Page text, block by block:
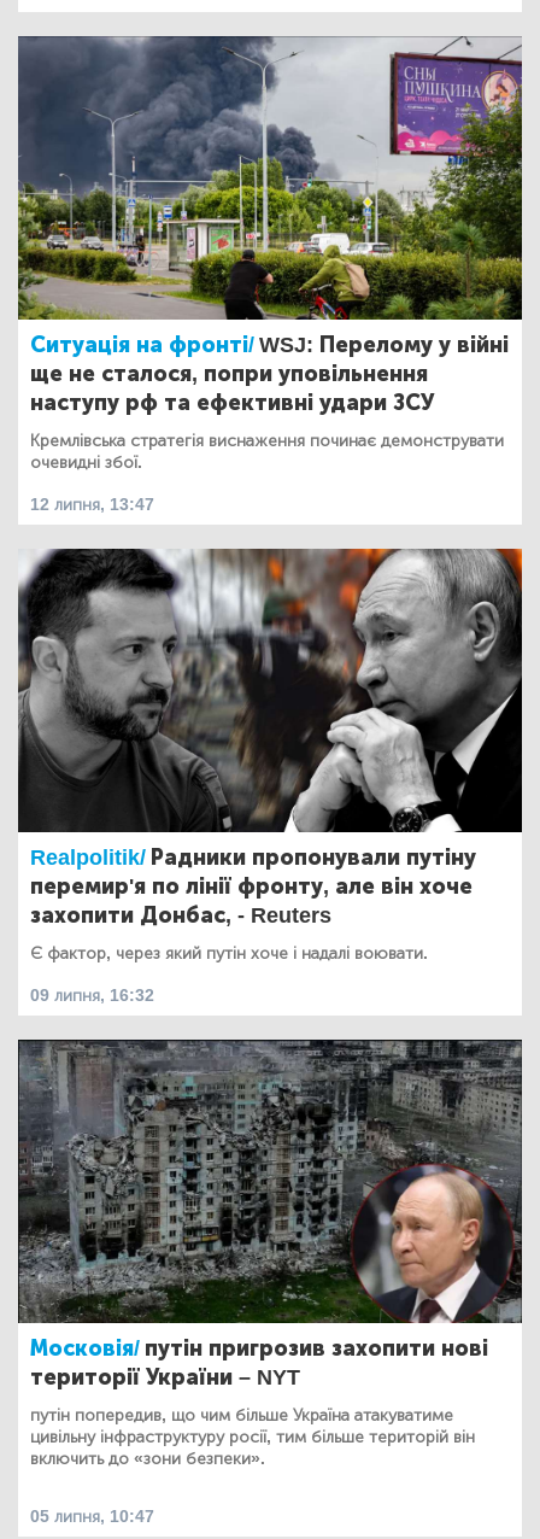
Ситуація на фронті/WSJ: Перелому у війні
ще не сталося, попри уповільнення
наступу рф та ефективні удари ЗСУ
Кремлівська стратегія виснаження починає демонструвати
очевидні збої.
12 липня, 13:47
Realpolitik/ Радники пропонували путіну
перемир'я по лінії фронту, але він хоче
захопити Донбас, - Reuters
Є фактор, через який путін хоче і надалі воювати.
09 липня, 16:32
Московія/ путін пригрозив захопити нові
території України – NYT
путін попередив, що чим більше Україна атакуватиме
цивільну інфраструктуру росії, тим більше територій він
включить до «зони безпеки».
05 липня, 10:47